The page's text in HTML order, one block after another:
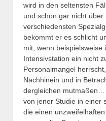
wird in den seltensten
und schon gar nicht
verschiedensten
bekommt er es schlicht
mit, wenn beispielsweise
Intensivstation ein nicht
Personalmangel
Nachhinein und in
dergleichen mutmaßen…
von jener Studie in einer
die einen